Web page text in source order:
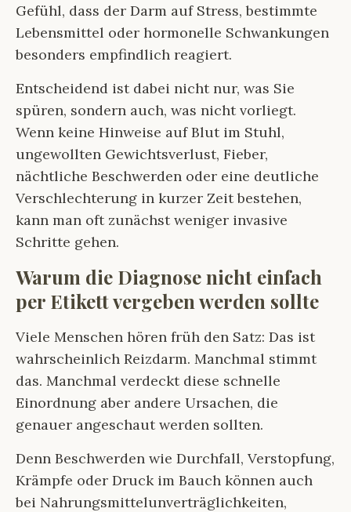
Gefühl, dass der Darm auf Stress, bestimmte
Lebensmittel oder hormonelle Schwankungen
besonders empfindlich reagiert.
Entscheidend ist dabei nicht nur, was Sie
spüren, sondern auch, was nicht vorliegt.
Wenn keine Hinweise auf Blut im Stuhl,
ungewollten Gewichtsverlust, Fieber,
nächtliche Beschwerden oder eine deutliche
Verschlechterung in kurzer Zeit bestehen,
kann man oft zunächst weniger invasive
Schritte gehen.
Warum die Diagnose nicht einfach
per Etikett vergeben werden sollte
Viele Menschen hören früh den Satz: Das ist
wahrscheinlich Reizdarm. Manchmal stimmt
das. Manchmal verdeckt diese schnelle
Einordnung aber andere Ursachen, die
genauer angeschaut werden sollten.
Denn Beschwerden wie Durchfall, Verstopfung,
Krämpfe oder Druck im Bauch können auch
bei Nahrungsmittelunverträglichkeiten,